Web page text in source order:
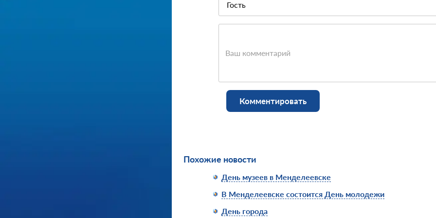
Ваш комментарий
Комментировать
Похожие новости
День музеев в Менделеевске
В Менделеевске состоится День молодежи
День города